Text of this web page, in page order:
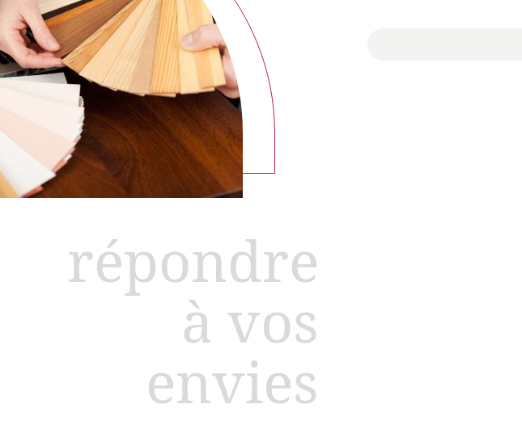
répondre
à vos
envies